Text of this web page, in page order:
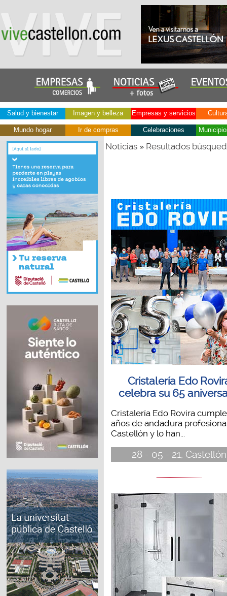
Salud y bienestar Imagen y belleza Empresas y servicios
Mundo hogar Ir de compras Celebraciones
Noticias» Resultados
Cristalería Edo
celebra su 65
Cristalería Edo Rovira
años de andadura
Castellón y lo han...
28 - 05 - 21, Castellón